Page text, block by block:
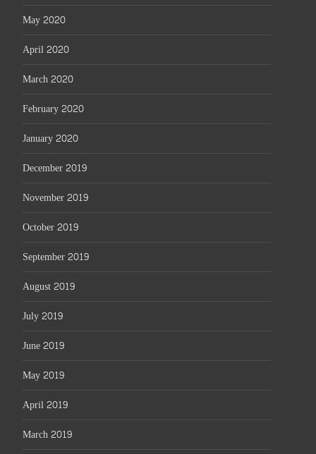
May 2020
April 2020
March 2020
February 2020
January 2020
December 2019
November 2019
October 2019
September 2019
August 2019
July 2019
June 2019
May 2019
April 2019
March 2019